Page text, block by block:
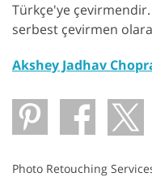
Türkçe'ye
serbest çevirmen
Akshey Jadhav
Photo Retouching